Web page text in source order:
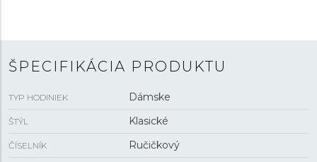
naťahovať aj ručne pomocou signovanej korunky.
Vodotesnosť hodiniek je
kúpanie alebo šnorchlovanie.
ŠPECIFIKÁCIA PRODUKTU
TYP HODINIEK Dámske
ŠTÝL Klasické
ČÍSELNÍK Ručičkový